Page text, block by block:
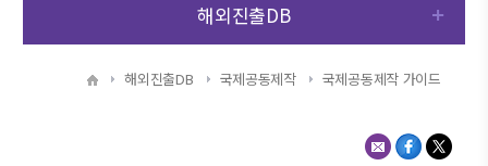
해외진출DB
해외진출DB 국제공동제작 국제공동제작 가이드